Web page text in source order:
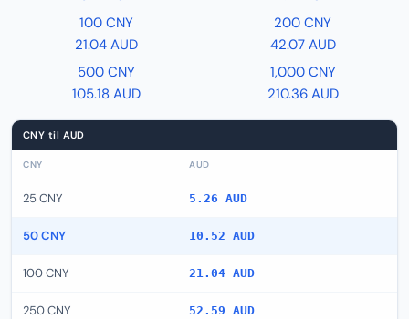
100 CNY
21.04 AUD
200 CNY
42.07 AUD
500 CNY
105.18 AUD
1,000 CNY
210.36 AUD
CNY til AUD
CNY AUD
25 CNY 5.26 AUD
50 CNY 10.52 AUD
100 CNY 21.04 AUD
250 CNY 52.59 AUD